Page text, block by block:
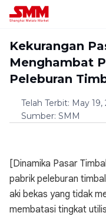
Kekurangan
Menghambat
Peleburan
Telah Terbit: May 19,
Sumber: SMM
[Dinamika Pasar
pabrik peleburan
aki bekas yang tidak
membatasi tingkat